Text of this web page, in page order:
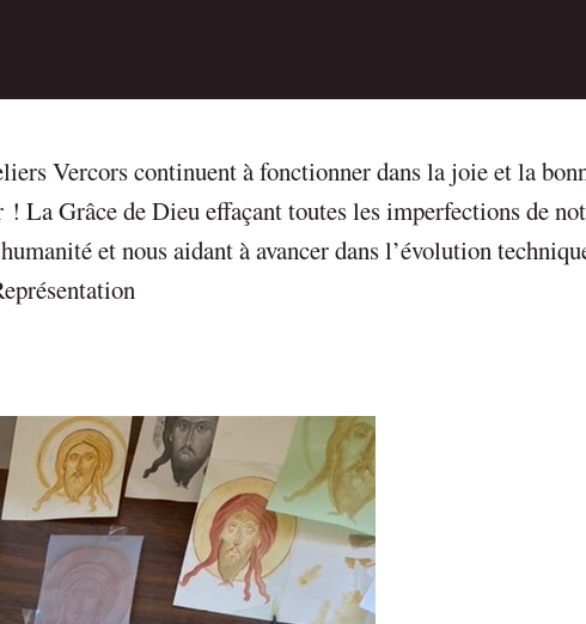
Vercors continuent à fonctionner dans la joie et la
! La Grâce de Dieu effaçant toutes les imperfections de
et nous aidant à avancer dans l’évolution